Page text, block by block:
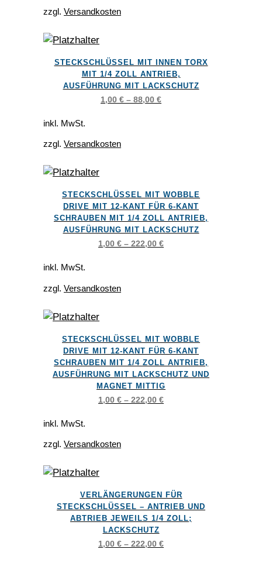
Die
können
auf
Produktseite
werden
zzgl. Versandkosten
Produkt
weist
Die
können
Produktseite
gewählt
STECKSCHLÜSSEL MIT INNEN TORX
MIT 1/4 ZOLL ANTRIEB,
AUSFÜHRUNG MIT LACKSCHUTZ
1,00 € – 88,00 €
inkl. MwSt.
zzgl. Versandkosten
Produkt
weist
mehrere
auf.
Optionen
können
auf
Produktseite
gewählt
STECKSCHLÜSSEL MIT WOBBLE
DRIVE MIT 12-KANT FÜR 6-KANT
SCHRAUBEN MIT 1/4 ZOLL ANTRIEB,
AUSFÜHRUNG MIT LACKSCHUTZ
1,00 € – 222,00 €
inkl. MwSt.
zzgl. Versandkosten
Produkt
weist
mehrere
Die
auf
Produktseite
gewählt
STECKSCHLÜSSEL MIT WOBBLE
DRIVE MIT 12-KANT FÜR 6-KANT
SCHRAUBEN MIT 1/4 ZOLL ANTRIEB,
AUSFÜHRUNG MIT LACKSCHUTZ UND
MAGNET MITTIG
1,00 € – 222,00 €
inkl. MwSt.
zzgl. Versandkosten
Produkt
VERLÄNGERUNGEN FÜR
STECKSCHLÜSSEL – ANTRIEB UND
ABTRIEB JEWEILS 1/4 ZOLL;
LACKSCHUTZ
1,00 € – 222,00 €